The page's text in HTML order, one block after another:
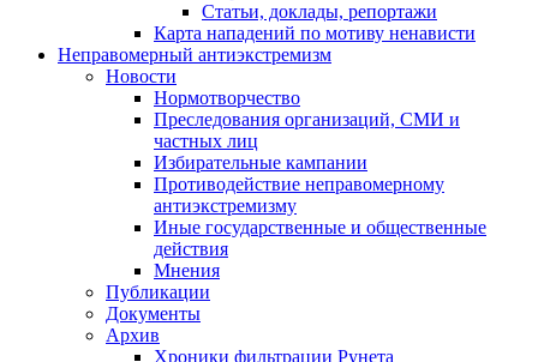
Статьи, доклады, репортажи
Карта нападений по мотиву ненависти
Неправомерный антиэкстремизм
Новости
Нормотворчество
Преследования организаций, СМИ и
частных лиц
Избирательные кампании
Противодействие неправомерному
антиэкстремизму
Иные государственные и общественные
действия
Мнения
Публикации
Документы
Архив
Хроники фильтрации Рунета